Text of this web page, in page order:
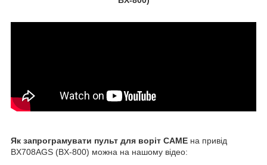
Як запрограмувати пульт для воріт CAME на привід
BX708AGS (BX-800) можна на нашому відео: